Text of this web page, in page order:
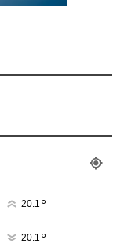
20.1 °
20.1 °